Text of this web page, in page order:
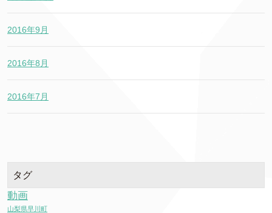
2016年9月
2016年8月
2016年7月
タグ
動画
山梨県早川町